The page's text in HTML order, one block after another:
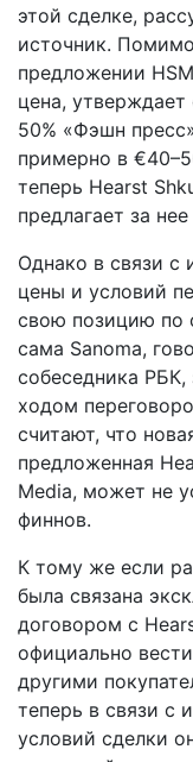
этой сделке,
источник.
предложении
цена, утверждает
50% «Фэшн
примерно в
теперь Hearst
предлагает за
Однако в связи с
цены и условий
свою позицию по
сама Sanoma,
собеседника
ходом
считают, что
предложенная
Media, может не
финнов.
К тому же если
была связана
договором c
официально
другими
теперь в связи с
условий сделки